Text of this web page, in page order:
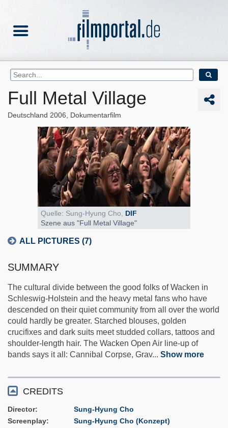
Full Metal Village
Deutschland 2006 Dokumentarfilm
Quelle: Sung-Hyung Cho, DIF
Szene aus "Full Metal Village"
ALL PICTURES (7)
SUMMARY
The cultural divide between the good folks of Wacken in
Schleswig-Holstein and the heavy metal fans who have
descended on their quiet community from all over the world
could hardly be greater. Starched blouses, golden
crucifixes and dark suits meet studded collars, tattoos and
shoulder-length hair. The Wacken Open Air line-up of
bands says it all: Cannibal Corpse, Grav... Show more
CREDITS
Director
Sung-Hyung Cho
Screenplay
Sung-Hyung Cho (Konzept)